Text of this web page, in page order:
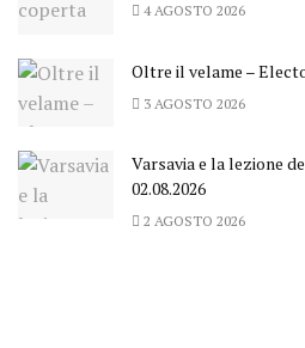
4 AGOSTO 2026
Oltre il velame –
3 AGOSTO 2026
Varsavia e la lezione
02.08.2026
2 AGOSTO 2026